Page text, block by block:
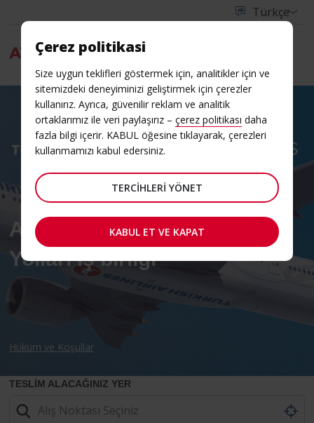
Avis Budget ile Türk Hava
Yolları iş birliği
Hüküm ve Koşullar
TESLİM ALACAĞINIZ YER
Çerez politikasi
Size uygun teklifleri göstermek için, analitikler için ve
sitemizdeki deneyiminizi geliştirmek için çerezler
kullanırız. Ayrıca, güvenilir reklam ve analitik
ortaklarımız ile veri paylaşırız – çerez politikası daha
fazla bilgi içerir. KABUL öğesine tıklayarak, çerezleri
kullanmamızı kabul edersiniz.
TERCIHLERI YÖNET
KABUL ET VE KAPAT